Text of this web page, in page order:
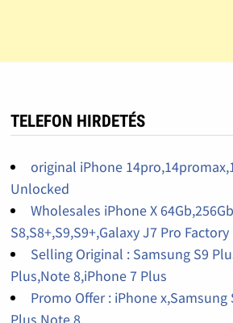
TELEFON HIRDETÉS
original iPhone
Unlocked
Wholesales iPhone X
S8,S8+,S9,S9+,Galaxy J7 Pro
Selling Original : Samsung S9
Plus,Note 8,iPhone 7 Plus
Promo Offer : iPhone x,Samsung